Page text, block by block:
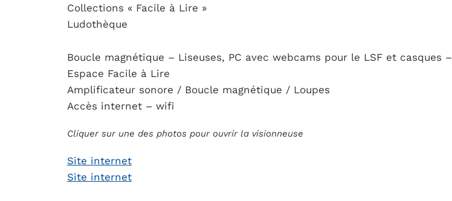
Collections « Facile à Lire »
Ludothèque
Boucle magnétique – Liseuses, PC avec webcams pour le LSF et casques –
Espace Facile à Lire
Amplificateur sonore / Boucle magnétique / Loupes
Accès internet – wifi
Cliquer sur une des photos pour ouvrir la visionneuse
Site internet
Site internet